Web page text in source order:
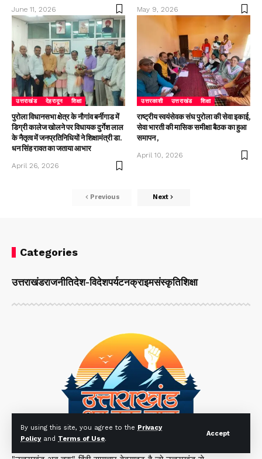
By using this site, you agree to the Privacy
Policyand Terms of Use.
Accept
June 11, 2026 May 9, 2026
उत्तराखंड देहरादून शिक्षा
पुरोला विधानसभा क्षेत्र के नौगांव बर्नीगाड में
डिग्री कालेज खोलने पर विधायक दुर्गेश लाल
के नैतृत्व में जनप्रतिनिधियों ने शिक्षामंत्री डा.
धन सिंह रावत का जताया आभार
April 26, 2026
उत्तरकाशी उत्तराखंड शिक्षा
राष्ट्रीय स्वयंसेवक संघ पुरोला की सेवा इकाई,
सेवा भारती की मासिक समीक्षा बैठक का हुआ
समापन ,
April 10, 2026
Previous Next
Categories
उत्तराखंडराजनीतिदेश-विदेशपर्यटनक्राइमसंस्कृतिशिक्षा